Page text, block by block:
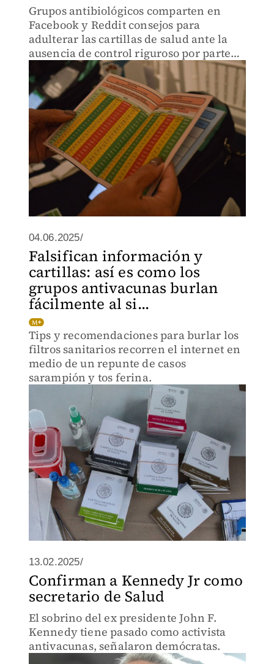
Grupos antibiológicos comparten en
Facebook y Reddit consejos para
adulterar las cartillas de salud ante la
ausencia de control riguroso por parte
de las autoridades
04.06.2025/
Falsifican información y
cartillas: así es como los
grupos antivacunas burlan
fácilmente al si...
Tips y recomendaciones para burlar los
filtros sanitarios recorren el internet en
medio de un repunte de casos
sarampión y tos ferina.
13.02.2025/
Confirman a Kennedy Jr como
secretario de Salud
El sobrino del ex presidente John F.
Kennedy tiene pasado como activista
antivacunas, señalaron demócratas.